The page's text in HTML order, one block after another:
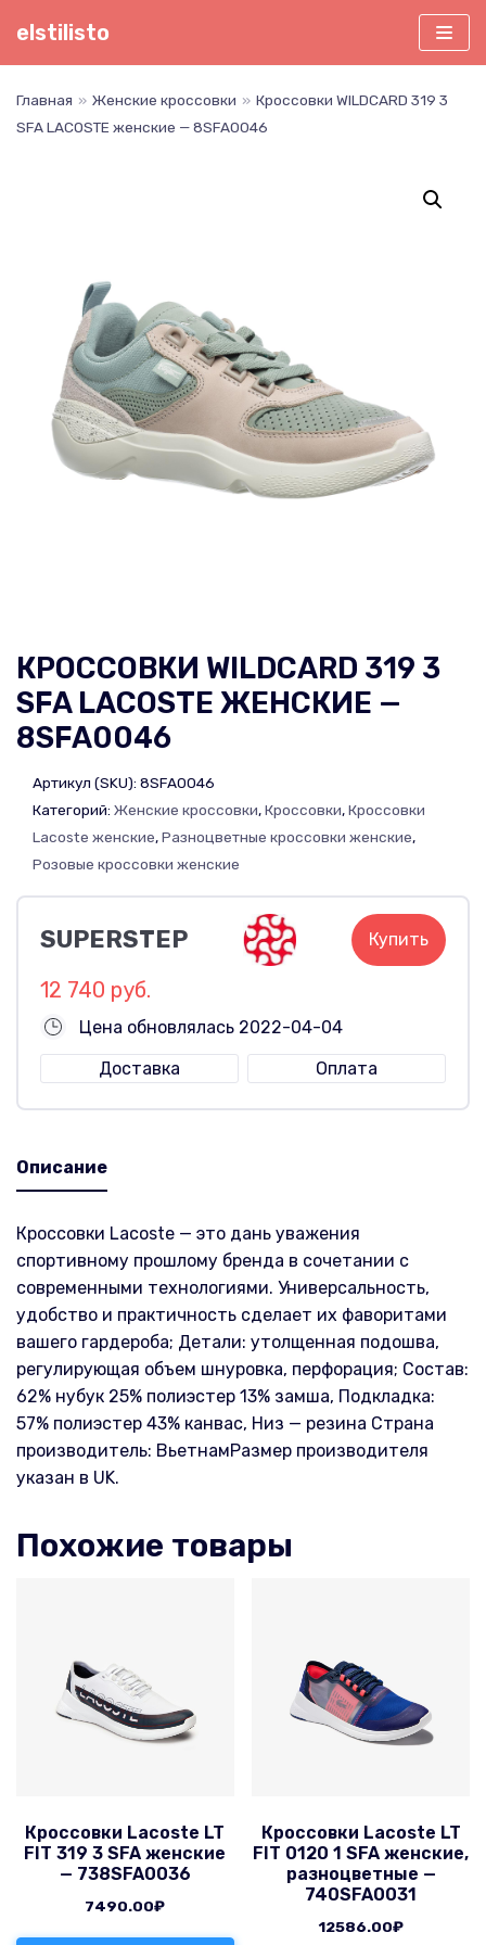
Перейти
elstilisto
Главная » Женские кроссовки » Кроссовки WILDCARD 319 3
SFA LACOSTE женские — 8SFA0046
КРОССОВКИ WILDCARD 319 3
SFA LACOSTE ЖЕНСКИЕ —
8SFA0046
Артикул (SKU): 8SFA0046
Категорий: Женские кроссовки,Кроссовки,Кроссовки
Lacoste женские,Разноцветные кроссовки женские,
Розовые кроссовки женские
SUPERSTEP Купить
12 740 руб.
Цена обновлялась 2022-04-04
Доставка
Оплата
Описание
Кроссовки Lacoste — это дань уважения
спортивному прошлому бренда в сочетании с
современными технологиями. Универсальность,
удобство и практичность сделает их фаворитами
вашего гардероба; Детали: утолщенная подошва,
регулирующая объем шнуровка, перфорация; Состав:
62% нубук 25% полиэстер 13% замша, Подкладка:
57% полиэстер 43% канвас, Низ — резина Страна
производитель: ВьетнамРазмер производителя
указан в UK.
Похожие товары
Кроссовки Lacoste LT
FIT 319 3 SFA женские
— 738SFA0036
7490.00₽
Кроссовки Lacoste LT
FIT 0120 1 SFA женские,
разноцветные —
740SFA0031
12586.00₽